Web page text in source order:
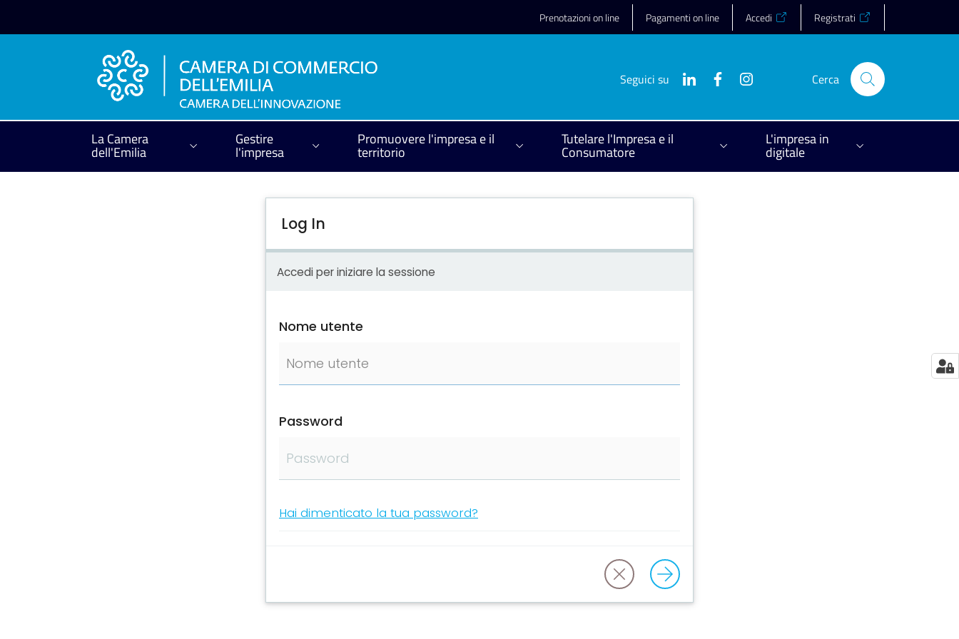
Prenotazioni on line Pagamenti on line Accedi Registrati
Seguici su Cerca
La Camera
dell'Emilia
Gestire
l'impresa
Promuovere l'impresa e il
territorio
Tutelare l'Impresa e il
Consumatore
L'impresa in
digitale
Log In
Accedi per iniziare la sessione
Nome utente
Password
Hai dimenticato la tua password?